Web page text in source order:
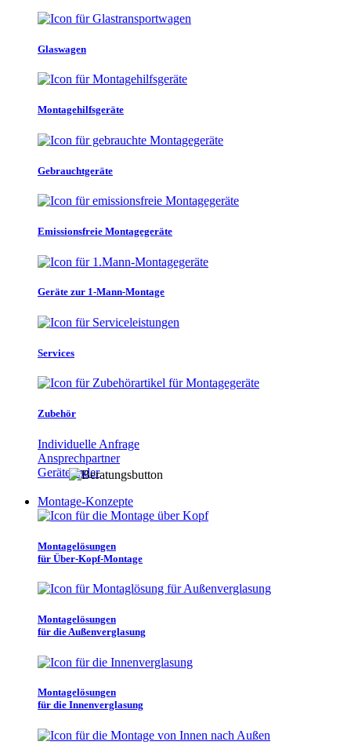
Glaswagen
Montagehilfsgeräte
Gebrauchtgeräte
Emissionsfreie Montagegeräte
Geräte zur 1-Mann-Montage
Services
Zubehör
Individuelle Anfrage
Ansprechpartner
Gerätefinder
Montage-Konzepte
Montagelösungen
für Über-Kopf-Montage
Montagelösungen
für die Außenverglasung
Montagelösungen
für die Innenverglasung